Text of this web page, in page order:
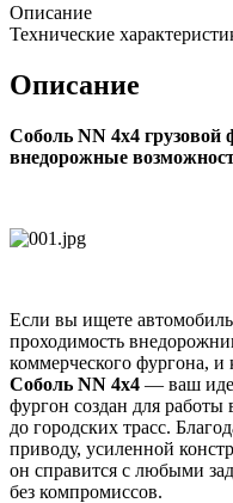
Описание
Технические
Описание
Соболь NN 4х4 грузовой
внедорожные
Если вы ищете
проходимость
коммерческого фургона,
Соболь NN 4х4 — ваш
фургон создан для
до городских трасс.
приводу, усиленной
он справится с любыми
без компромиссов.